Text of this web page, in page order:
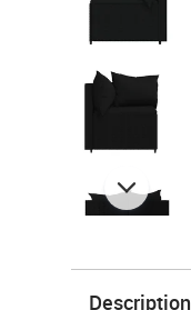
Description